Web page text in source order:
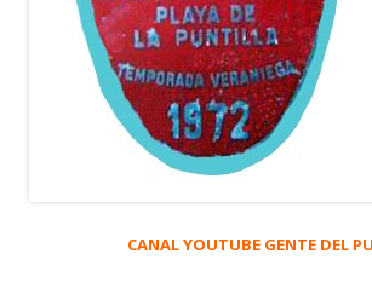
CANAL YOUTUBE GENTE DEL